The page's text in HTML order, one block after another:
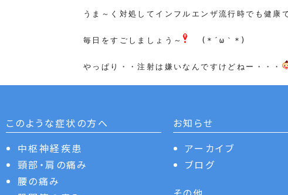
うま～く対処してインフルエンザ流行時でも健康
毎日をすごしましょう～ (*´ω｀*)
やっぱり・・注射は嫌いなんですけどねー・・・
このような症状の方へ
中枢神経疾患
頸部・肩の痛み
腰の痛み
お知らせ
アーカイブ
ブログ